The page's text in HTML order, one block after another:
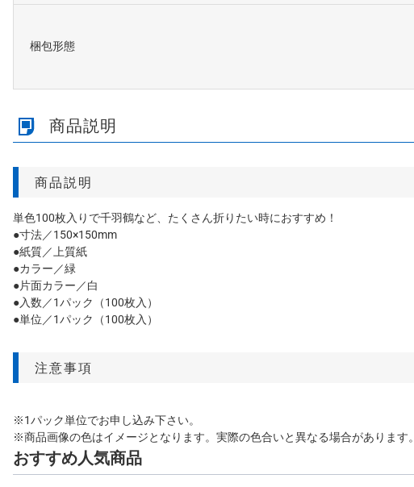
梱包形態
商品説明
商品説明
単色100枚入りで千羽鶴など、たくさん折りたい時におすすめ！
●寸法／150×150mm
●紙質／上質紙
●カラー／緑
●片面カラー／白
●入数／1パック（100枚入）
●単位／1パック（100枚入）
注意事項
※1パック単位でお申し込み下さい。
※商品画像の色はイメージとなります。実際の色合いと異なる場合があります。
おすすめ人気商品